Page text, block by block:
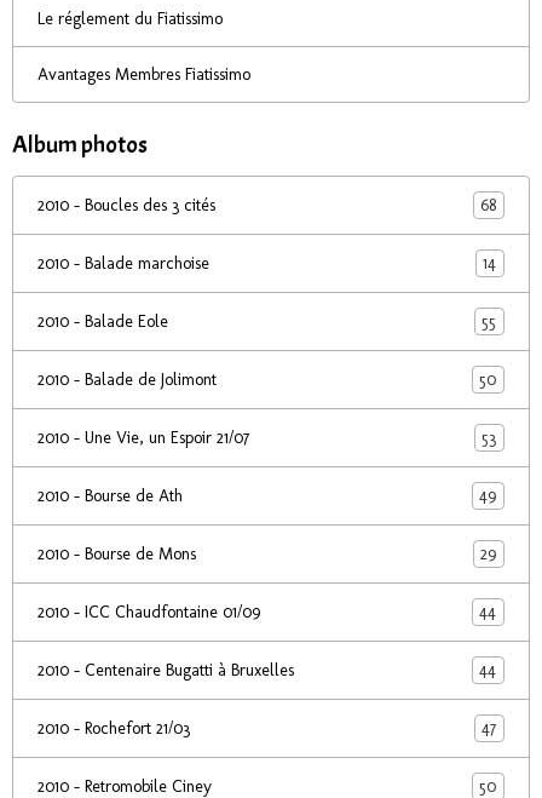
Le réglement du Fiatissimo
Avantages Membres Fiatissimo
Album photos
2010 - Boucles des 3 cités 68
2010 - Balade marchoise 14
2010 - Balade Eole 55
2010 - Balade de Jolimont 50
2010 - Une Vie, un Espoir 21/07 53
2010 - Bourse de Ath 49
2010 - Bourse de Mons 29
2010 - ICC Chaudfontaine 01/09 44
2010 - Centenaire Bugatti à Bruxelles 44
2010 - Rochefort 21/03 47
2010 - Retromobile Ciney 50